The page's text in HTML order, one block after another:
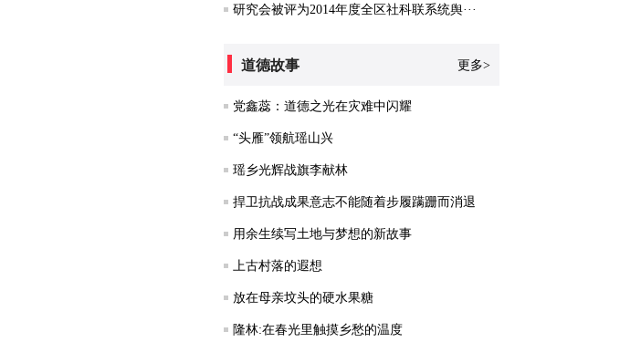
研究会被评为2014年度全区社科联系统舆···
道德故事 更多>
党鑫蕊：道德之光在灾难中闪耀
“头雁”领航瑶山兴
瑶乡光辉战旗李献林
捍卫抗战成果意志不能随着步履蹒跚而消退
用余生续写土地与梦想的新故事
上古村落的遐想
放在母亲坟头的硬水果糖
隆林:在春光里触摸乡愁的温度